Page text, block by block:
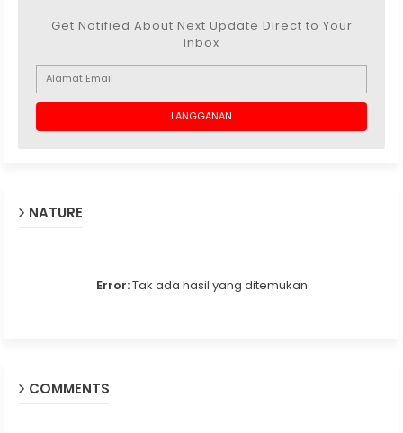
Get Notified About Next Update Direct to Your
inbox
NATURE
Error:Tak ada hasil yang ditemukan
COMMENTS